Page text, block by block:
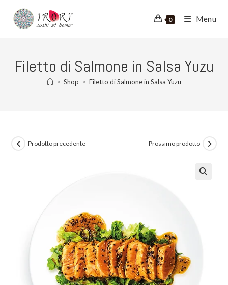
contenuto
0 Menu
Filetto di Salmone in Salsa Yuzu
> Shop > Filetto di Salmone in Salsa Yuzu
Prodotto precedente Prossimo prodotto